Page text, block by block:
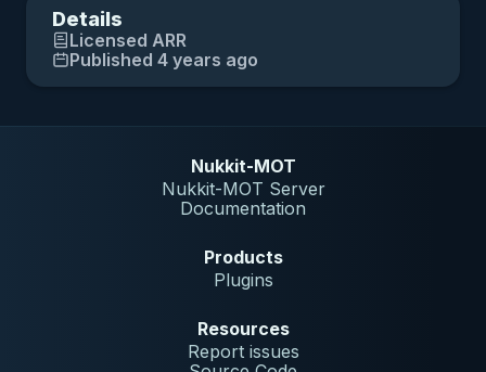
Details
Licensed ARR
Published 4 years ago
Nukkit-MOT
Nukkit-MOT Server
Documentation
Products
Plugins
Resources
Report issues